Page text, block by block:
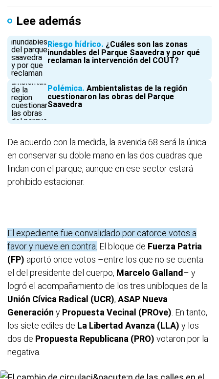
Lee además
Riesgo hídrico ¿Cuáles son las zonas
inundables del Parque Saavedra y por qué
reclaman la intervención del COUT?
Polémica Ambientalistas de la región
cuestionaron las obras del Parque
Saavedra
De acuerdo con la medida, la avenida 68 será la única
en conservar su doble mano en las dos cuadras que
lindan con el parque, aunque en ese sector estará
prohibido estacionar.
El expediente fue convalidado por catorce votos a
favor y nueve en contra. El bloque de Fuerza Patria
(FP) aportó once votos –entre los que no se cuenta
el del presidente del cuerpo, Marcelo Galland – y
logró el acompañamiento de los tres unibloques de la
Unión Cívica Radical (UCR), ASAP Nueva
Generación y Propuesta Vecinal (PROve) . En tanto,
los siete ediles de La Libertad Avanza (LLA) y los
dos de Propuesta Republicana (PRO) votaron por la
negativa.